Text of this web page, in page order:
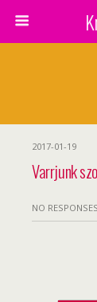
2017-01-19
Varrjunk
NO RESPONSES